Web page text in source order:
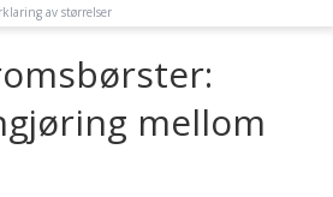
av størrelser
mellom